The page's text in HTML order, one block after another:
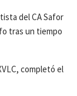
del CA Safor
tras un tiempo
completó el